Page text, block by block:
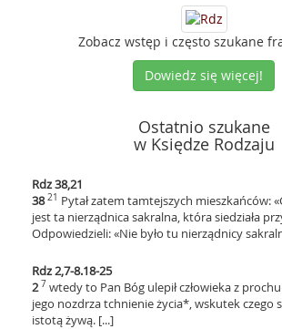
Zobacz wstęp i często szukane
Dowiedz się więcej!
Ostatnio szukane
w Księdze Rodzaju
Rdz 38,21
38 21 Pytał zatem tamtejszych mieszkańców:
jest ta nierządnica sakralna, która siedziała
Odpowiedzieli: «Nie było tu nierządnicy
Rdz 2,7-8.18-25
2 7 wtedy to Pan Bóg ulepił człowieka z
jego nozdrza tchnienie życia*, wskutek czego
istotą żywą. [...]